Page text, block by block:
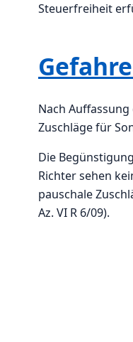
Steuerfreiheit
Nach
Zuschläge für
Die
Richter sehen
pauschale
Az. VI R 6/09).